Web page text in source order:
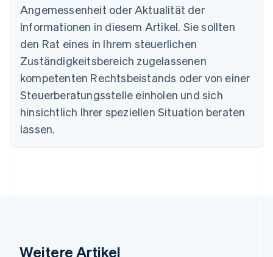
Angemessenheit oder Aktualität der
Informationen in diesem Artikel. Sie sollten
den Rat eines in Ihrem steuerlichen
Zuständigkeitsbereich zugelassenen
kompetenten Rechtsbeistands oder von einer
Steuerberatungsstelle einholen und sich
hinsichtlich Ihrer speziellen Situation beraten
lassen.
Weitere Artikel
English
Dänemark
English
Deutschland
Deutsch English
Estland
Festlandchina
简体中文English
Finnland
English
Frankreich
Irland